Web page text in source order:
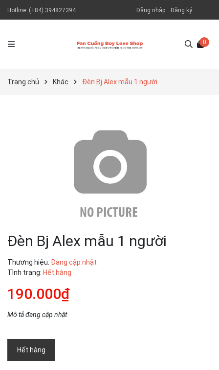
Hotline: (+84) 394827394 Đăng nhập Đăng ký
0
Trang chủ Khác Đèn Bj Alex mẫu 1 người
Đèn Bj Alex mẫu 1 người
Thương hiệu: Đang cập nhật
Tình trạng: Hết hàng
190.000₫
Mô tả đang cập nhật
Hết hàng